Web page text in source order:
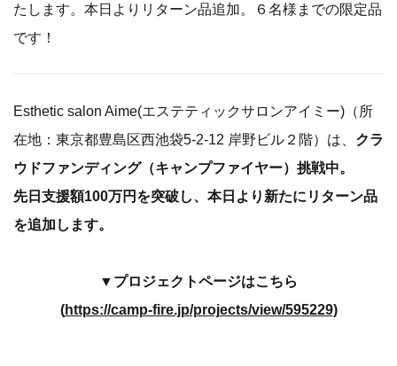
たします。本日よりリターン品追加。６名様までの限定品
です！
Esthetic salon Aime(エステティックサロンアイミー)（所
在地：東京都豊島区西池袋5-2-12 岸野ビル２階）は、 クラ
ウドファンディング（キャンプファイヤー）挑戦中。
先日支援額100万円を突破し、本日より新たにリターン品
を追加します。
▼プロジェクトページはこちら
(https://camp-fire.jp/projects/view/595229)